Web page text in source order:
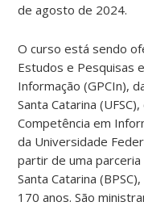
de agosto de 2024.
O curso está sendo
Estudos e Pesquisas
Informação (GPCIn),
Santa Catarina
Competência em
da Universidade
partir de uma parceria
Santa Catarina
170 anos. São